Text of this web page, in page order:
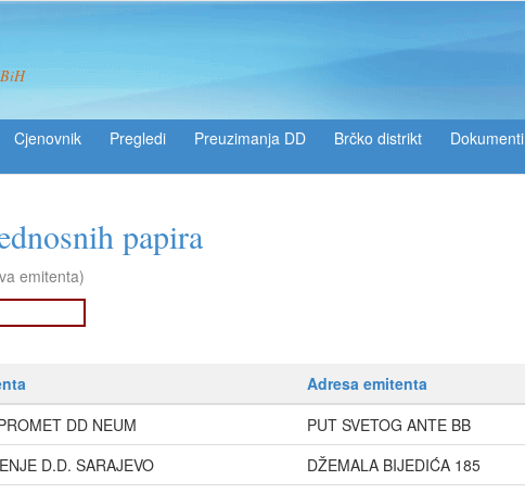
Pregledi Preuzimanja DD Brčko distrikt Dokumenti
papira
emitenta)
Adresa emitenta
DD NEUM PUT SVETOG ANTE BB
D.D. SARAJEVO DŽEMALA BIJEDIĆA 185